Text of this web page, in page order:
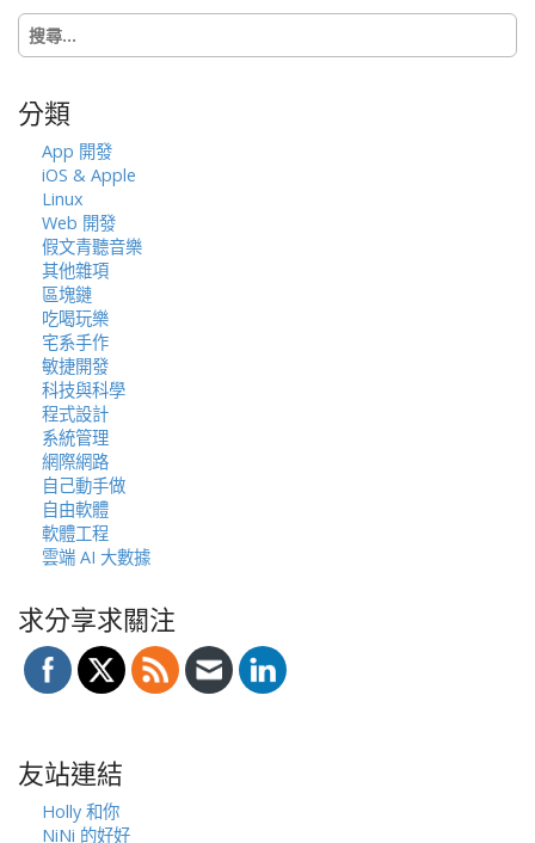
n
搜
尋
字:
分類
App 開發
iOS & Apple
Linux
Web 開發
假文青聽音樂
其他雜項
區塊鏈
吃喝玩樂
宅系手作
敏捷開發
科技與科學
程式設計
系統管理
網際網路
自己動手做
自由軟體
軟體工程
雲端 AI 大數據
求分享求關注
友站連結
Holly 和你
NiNi 的好好